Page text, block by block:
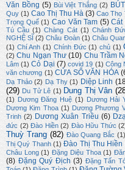
Văn Bồng (5) Bùi Việt Thắng (2)
Quy (1) Cao Thị Thu Hà (3) Cao Thọ
Trọng Quế (1) Cao Văn Tam (5) Cát
Tú Cầu (1) Chàng Cát (1) Chánh
NGHỆ SĨ (2) Châu Đoàn (1) Châu
(1) Chí Anh (1) Chính Đức (1) chủ (1)
(2) Chu Ngạn Thư (10) Chu Trầm
Lâm (1) Cỏ Dại (7) covid 19 (1) Công
văn chương (1) CỬA SỔ VĂN HÓA
Dạ Thảo (2) Dạ Thy (1) Diệp Linh
(29) Du Tử Lê (1) Dung Thị Vân
(1) Dương Đăng Huệ (1) Dương Hải
Dương Kim Thoa (1) Dương Phương
Trinh (2) Dương Xuân Triều (6)
đức (2) Đào Hiền (2) Đào Hữu Thức
Thuỳ Trang (82) Đào Quang Bắc (1)
Thị Quý Thanh (1) Đào Thị Thu Hiền
Châu Long (1) Đặng Diệu Thoa (1)
(8) Đặng Quý Địch (3) Đặng Tấn